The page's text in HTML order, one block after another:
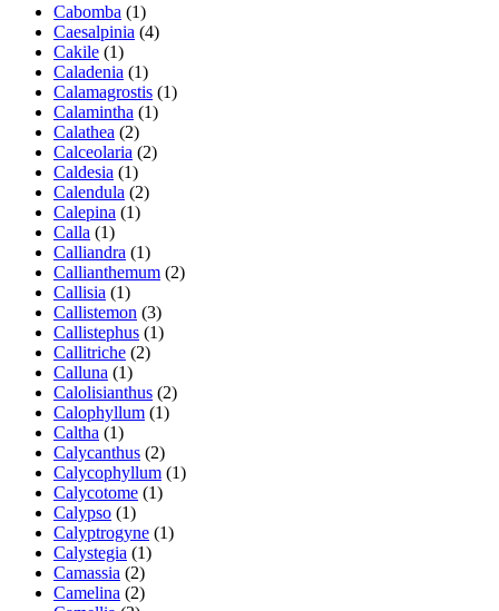
Cabomba (1)
Caesalpinia (4)
Cakile (1)
Caladenia (1)
Calamagrostis (1)
Calamintha (1)
Calathea (2)
Calceolaria (2)
Caldesia (1)
Calendula (2)
Calepina (1)
Calla (1)
Calliandra (1)
Callianthemum (2)
Callisia (1)
Callistemon (3)
Callistephus (1)
Callitriche (2)
Calluna (1)
Calolisianthus (2)
Calophyllum (1)
Caltha (1)
Calycanthus (2)
Calycophyllum (1)
Calycotome (1)
Calypso (1)
Calyptrogyne (1)
Calystegia (1)
Camassia (2)
Camelina (2)